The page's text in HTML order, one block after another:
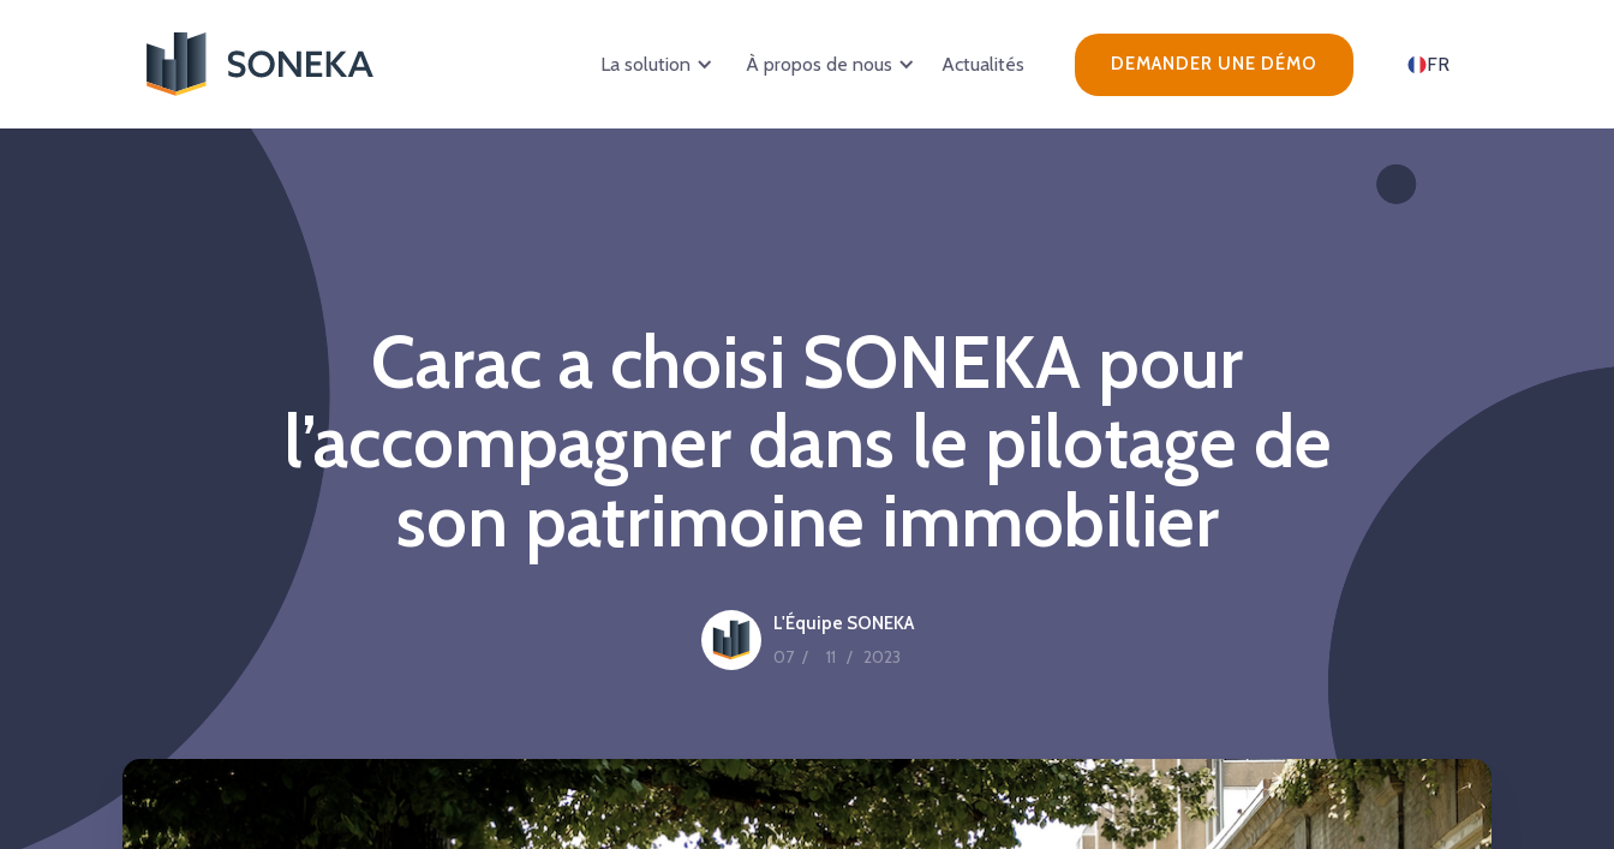
La solution À propos de nous Actualités DEMANDER UNE DÉMO FR
Carac a choisi SONEKA pour
l’accompagner dans le pilotage de
son patrimoine immobilier
L'Équipe SONEKA
07 / 11 / 2023